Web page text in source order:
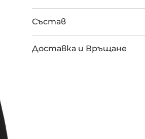
Състав
Доставка и Връщане